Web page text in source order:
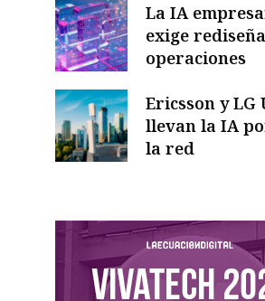
La IA
exige
operaciones
Ericsson y LG
llevan la IA
la red